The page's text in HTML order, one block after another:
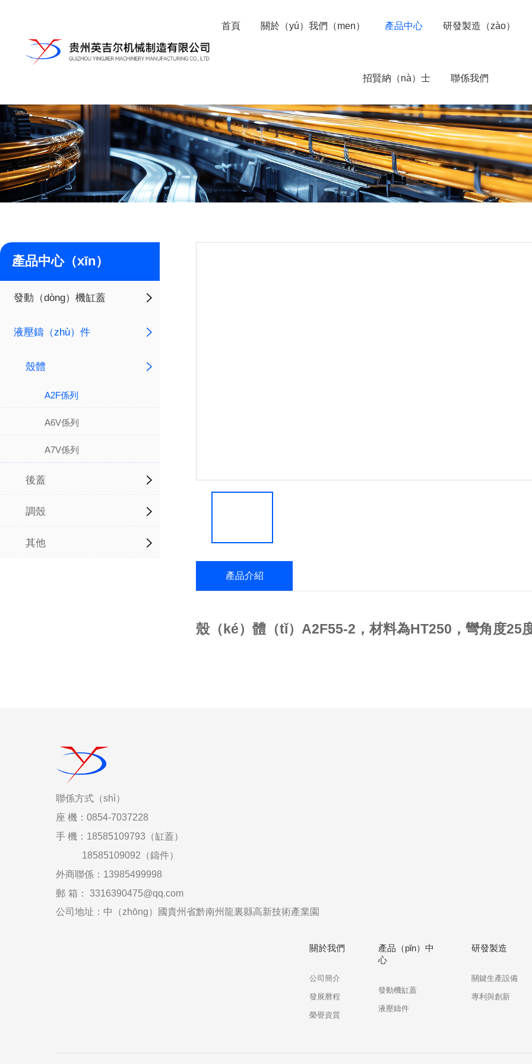
首頁 關於（yú）我們（men） 產品中心 研發製造（zào）
招賢納（nà）士 聯係我們
產品中心（xīn）
發動（dòng）機缸蓋
液壓鑄（zhù）件
殼體
A2F係列
A6V係列
A7V係列
後蓋
調殼
其他
產品介紹
殼（ké）體（tǐ）A2F55-2，材料為HT250，彎角度25度
聯係方式（shì）
座機：0854-7037228
手機：18585109793（缸蓋）
18585109092（鑄件）
外商聯係： 13985499998
郵 箱 ：3316390475@qq.com
公司地址：中（zhōng）國貴州省黔南州龍裏縣高新技術產業園
關於我們
公司簡介
發展曆程
榮譽資質
產品（pǐn）中
心
發動機缸蓋
液壓鑄件
研發製造
關鍵生產設備
專利與創新